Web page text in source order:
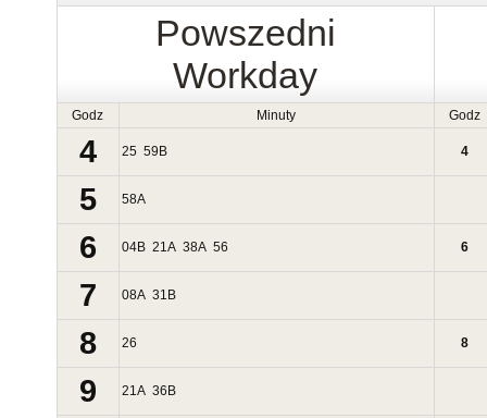
Powszedni
Workday
Godz Minuty Godz
4 25 59 B 4
5 58A
6 04B 21A 38A 56 6
7 08A 31 B
8 26 8
9 21A 36 B